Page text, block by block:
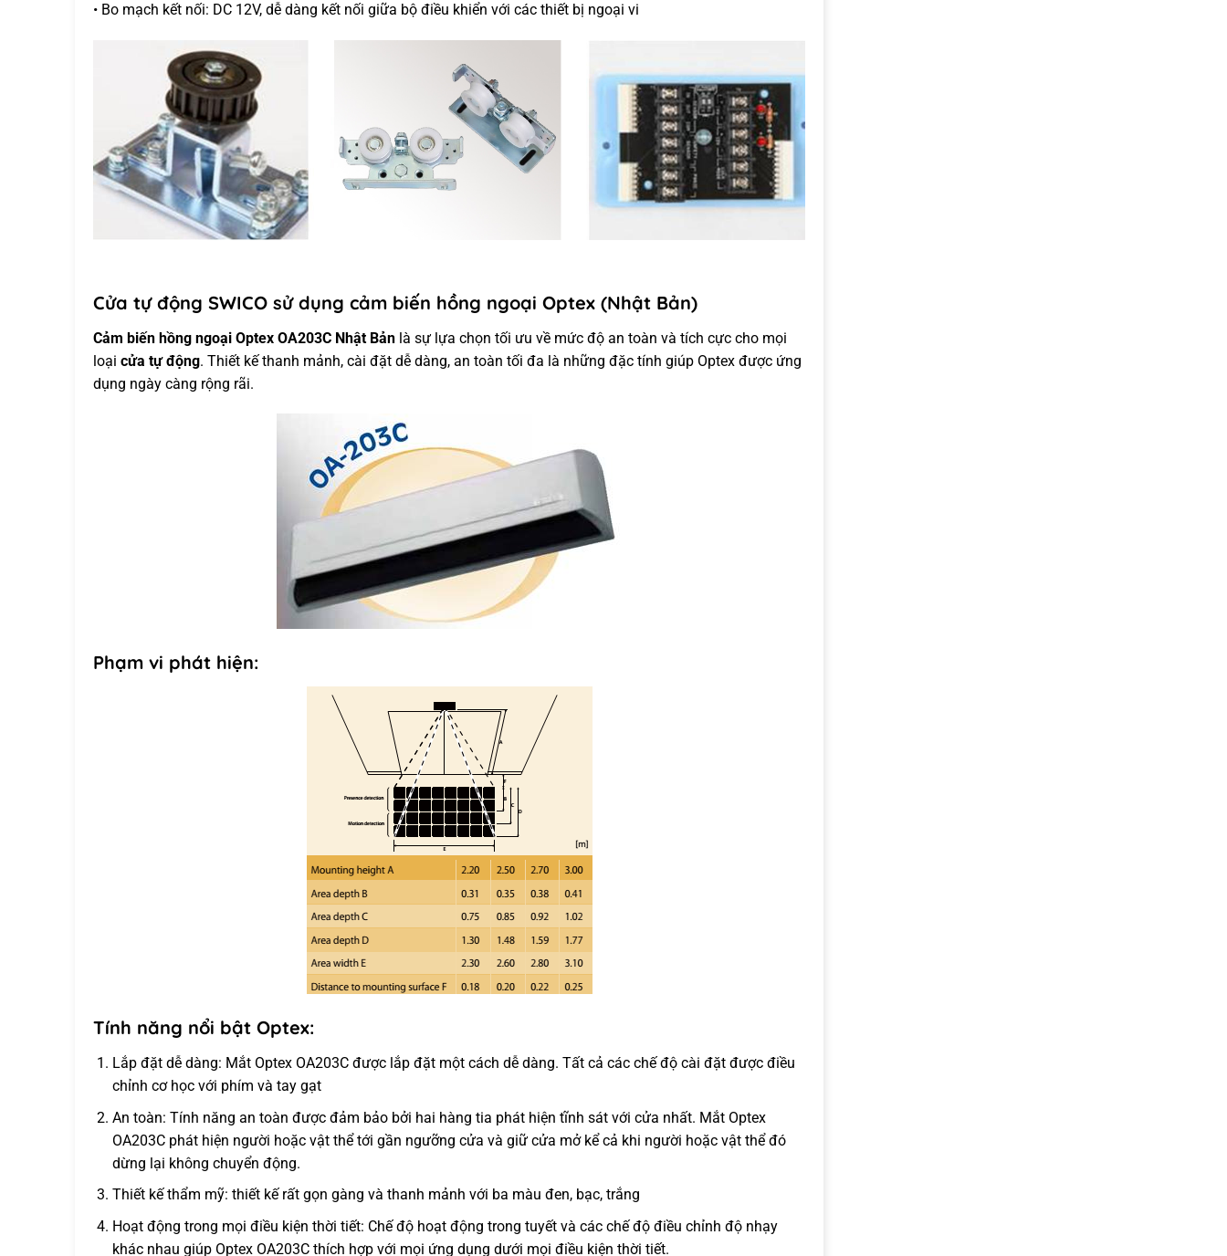
• Bo mạch kết nối: DC 12V, dễ dàng kết nối giữa bộ điều khiển với các thiết bị ngoại vi
Cửa tự động SWICO sử dụng cảm biến hồng ngoại Optex (Nhật Bản)
Cảm biến hồng ngoại Optex OA203C Nhật Bản là sự lựa chọn tối ưu về mức độ an toàn và tích cực cho mọi
loại cửa tự động. Thiết kế thanh mảnh, cài đặt dễ dàng, an toàn tối đa là những đặc tính giúp Optex được ứng
dụng ngày càng rộng rãi.
Phạm vi phát hiện:
Tính năng nổi bật Optex:
Lắp đặt dễ dàng: Mắt Optex OA203C được lắp đặt một cách dễ dàng. Tất cả các chế độ cài đặt được điều
chỉnh cơ học với phím và tay gạt
An toàn: Tính năng an toàn được đảm bảo bởi hai hàng tia phát hiện tĩnh sát với cửa nhất. Mắt Optex
OA203C phát hiện người hoặc vật thể tới gần ngưỡng cửa và giữ cửa mở kể cả khi người hoặc vật thể đó
dừng lại không chuyển động.
Thiết kế thẩm mỹ: thiết kế rất gọn gàng và thanh mảnh với ba màu đen, bạc, trắng
Hoạt động trong mọi điều kiện thời tiết: Chế độ hoạt động trong tuyết và các chế độ điều chỉnh độ nhạy
khác nhau giúp Optex OA203C thích hợp với mọi ứng dụng dưới mọi điều kiện thời tiết.